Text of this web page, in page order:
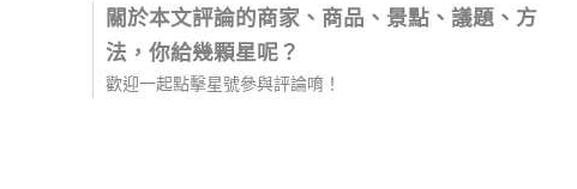
關於本文評論的商家、商品、景點、議題、方
法，你給幾顆星呢？
歡迎一起點擊星號參與評論唷！